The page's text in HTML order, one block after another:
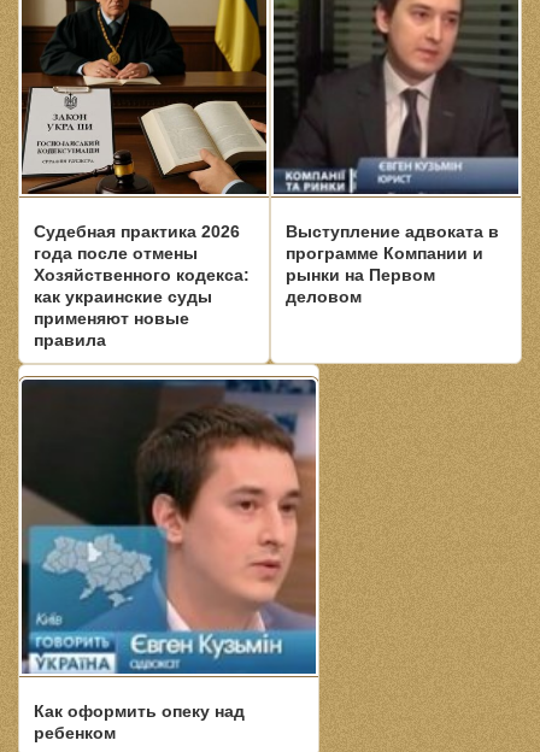
Судебная практика 2026
года после отмены
Хозяйственного кодекса:
как украинские суды
применяют новые
правила
Выступление адвоката в
программе Компании и
рынки на Первом
деловом
Как оформить опеку над
ребенком